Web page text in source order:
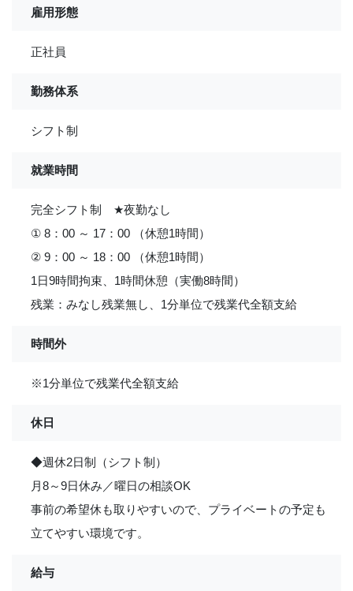
雇用形態
正社員
勤務体系
シフト制
就業時間
完全シフト制 ★夜勤なし
① 8：00 ～ 17：00 （休憩1時間）
② 9：00 ～ 18：00 （休憩1時間）
1日9時間拘束、1時間休憩（実働8時間）
残業：みなし残業無し、1分単位で残業代全額支給
時間外
※1分単位で残業代全額支給
休日
◆週休2日制（シフト制）
月8～9日休み／曜日の相談OK
事前の希望休も取りやすいので、プライベートの予定も
立てやすい環境です。
給与